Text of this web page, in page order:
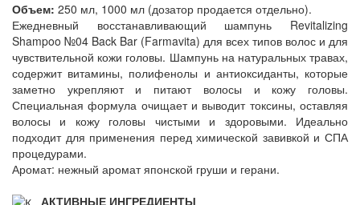
Объем: 250 мл, 1000 мл (дозатор продается отдельно).
Ежедневный восстанавливающий шампунь Revitalizing
Shampoo №04 Back Bar (Farmavita) для всех типов волос и для
чувствительной кожи головы. Шампунь на натуральных травах,
содержит витамины, полифенолы и антиоксиданты, которые
заметно укрепляют и питают волосы и кожу головы.
Специальная формула очищает и выводит токсины, оставляя
волосы и кожу головы чистыми и здоровыми. Идеально
подходит для применения перед химической завивкой и СПА
процедурами.
Аромат: нежный аромат японской груши и герани.
АКТИВНЫЕ ИНГРЕДИЕНТЫ